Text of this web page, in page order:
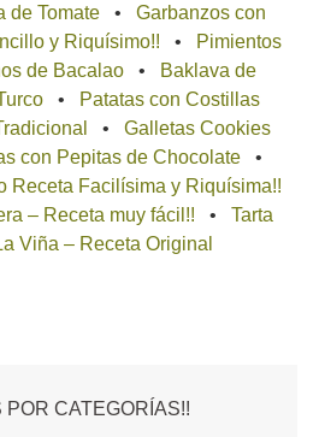
de Tomate
Garbanzos con
y Riquísimo!!
Pimientos
de Bacalao
Baklava de
Patatas con Costillas
Galletas Cookies
con Pepitas de Chocolate
Receta Facilísima y Riquísima!!
– Receta muy fácil!!
Tarta
Viña – Receta Original
POR CATEGORÍAS!!